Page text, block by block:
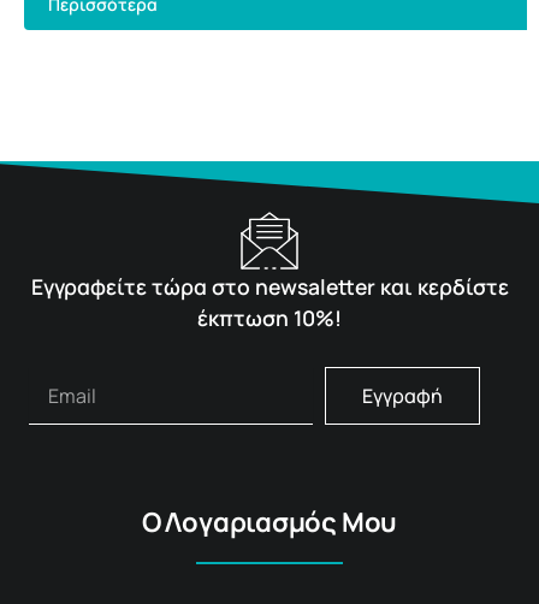
Εγγραφείτε τώρα στο newsaletter και κερδίστε
έκπτωση 10%!
Εγγραφή
Ο Λογαριασμός Μου